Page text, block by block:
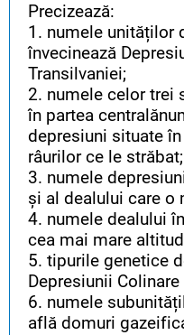
Precizează:
1. numele unităților
învecinează
Transilvaniei;
2. numele celor trei
în partea
depresiuni situate
râurilor ce le străbat;
3. numele
și al dealului care o
4. numele dealului
cea mai mare
5. tipurile genetice
Depresiunii
6. numele
află domuri